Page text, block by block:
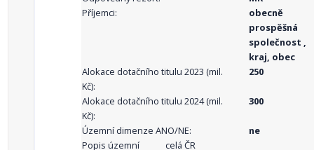
Příjemci:
obecně
prospěšná
společnost ,
kraj, obec
Alokace dotačního titulu 2023 (mil.
Kč):
250
Alokace dotačního titulu 2024 (mil.
Kč):
300
Územní dimenze ANO/NE:
ne
Popis územní
celá ČR